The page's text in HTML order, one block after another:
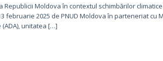
Moldova în contextul schimbărilor
februarie 2025 de PNUD Moldova în parteneriat cu
unitatea […]